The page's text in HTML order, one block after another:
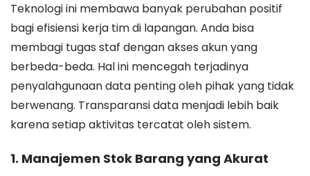
Teknologi ini membawa banyak perubahan positif
bagi efisiensi kerja tim di lapangan. Anda bisa
membagi tugas staf dengan akses akun yang
berbeda-beda. Hal ini mencegah terjadinya
penyalahgunaan data penting oleh pihak yang tidak
berwenang. Transparansi data menjadi lebih baik
karena setiap aktivitas tercatat oleh sistem.
1. Manajemen Stok Barang yang Akurat